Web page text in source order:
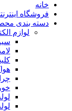
خانه
فروشگاه
دسته بندی
لوازم